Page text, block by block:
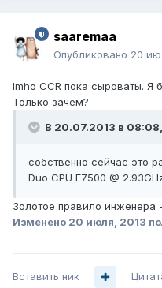
saaremaa
Опубликовано 20
Imho CCR пока сыроваты. Я
Только зачем?
В 20.07.2013 в
собственно сейчас это
Duo CPU E7500 @
Золотое правило инженера
Изменено 20 июля, 2013
Вставить ник